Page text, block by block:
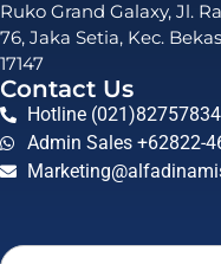
Ruko Grand Galaxy, Jl.
76, Jaka Setia, Kec.
17147
Contact Us
Hotline (021)82757834
Admin Sales +62822-